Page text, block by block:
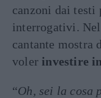
canzoni dai testi
interrogativi.
cantante mostra
voler investire
“Oh, sei la cosa